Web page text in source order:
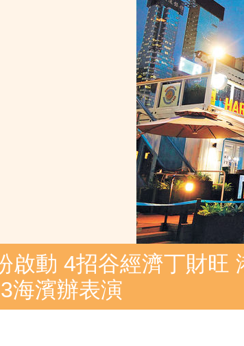
啟動 4招谷經濟丁財旺
海濱辦表演